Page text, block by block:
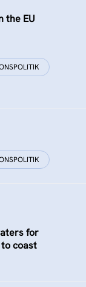
the EU
for
coast